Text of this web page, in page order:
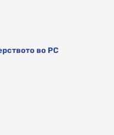
во РС